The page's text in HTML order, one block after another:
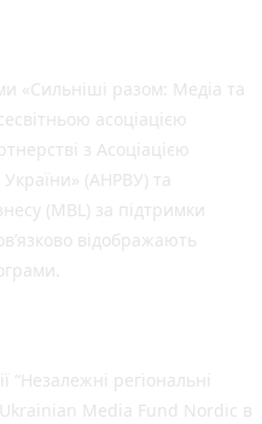
«Сильніші разом: Медіа та
асоціацією
з Асоціацією
України» (АНРВУ) та
(MBL) за підтримки
відображають
“Незалежні регіональні
Media Fund Nordic в